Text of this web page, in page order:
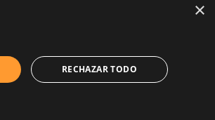
×
RECHAZAR TODO